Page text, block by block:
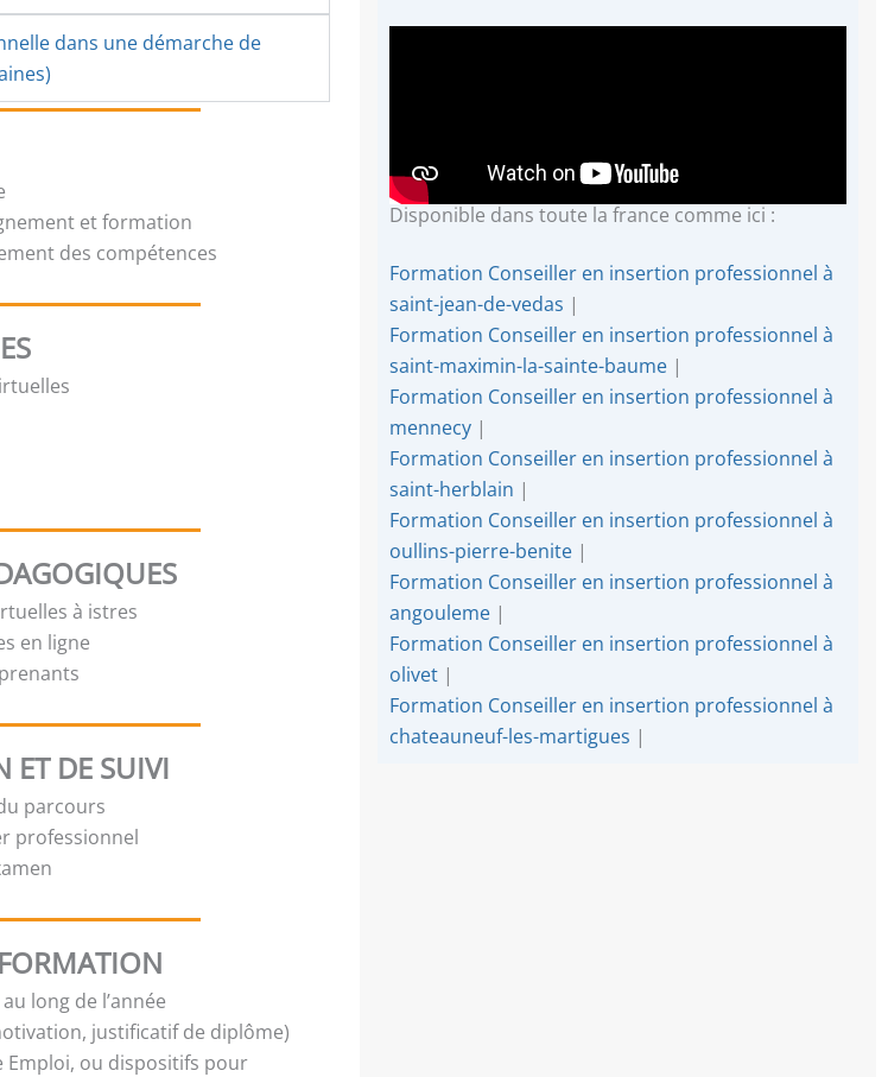
dans une démarche de
et formation
des compétences
à istres
en ligne
ET DE SUIVI
parcours
professionnel
long de l’année
justificatif de diplôme)
Emploi, ou dispositifs pour
Disponible dans toute la france comme ici :
Formation Conseiller en insertion professionnel à
saint-jean-de-vedas |
Formation Conseiller en insertion professionnel à
saint-maximin-la-sainte-baume |
Formation Conseiller en insertion professionnel à
mennecy |
Formation Conseiller en insertion professionnel à
saint-herblain |
Formation Conseiller en insertion professionnel à
oullins-pierre-benite |
Formation Conseiller en insertion professionnel à
angouleme |
Formation Conseiller en insertion professionnel à
olivet |
Formation Conseiller en insertion professionnel à
chateauneuf-les-martigues |